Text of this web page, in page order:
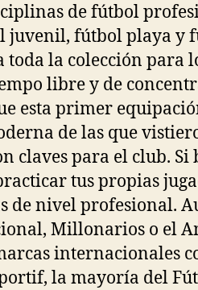
de fútbol
juvenil, fútbol playa y
la colección para
libre y de
esta primer
de las que
claves para el club. Si
tus propias
de nivel profesional.
Millonarios o el
internacionales
la mayoría del